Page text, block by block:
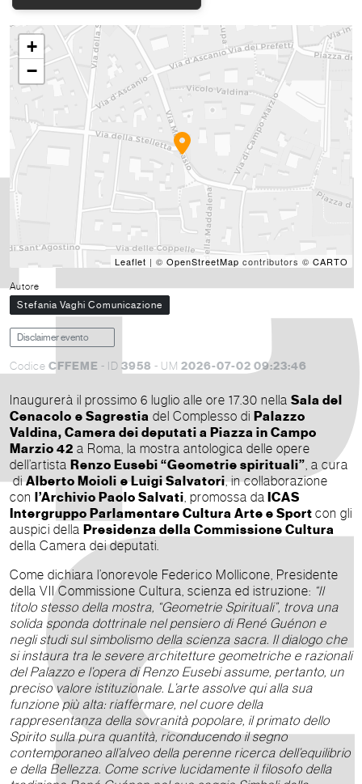
+
−
Leaflet | © OpenStreetMap contributors © CARTO
Autore
Stefania Vaghi Comunicazione
Disclaimer evento
Codice CFFEME - ID 3958 - UM 2026-07-02 09:23:46
Inaugurerà il prossimo 6 luglio alle ore 17.30 nella Sala del
Cenacolo e Sagrestia del Complesso di Palazzo
Valdina, Camera dei deputati a Piazza in Campo
Marzio 42 a Roma, la mostra antologica delle opere
dell’artista Renzo Eusebi “Geometrie spirituali” , a cura
diAlberto Moioli e Luigi Salvatori, in collaborazione
con l’Archivio Paolo Salvati , promossa da ICAS
Intergruppo Parlamentare Cultura Arte e Sport con gli
auspici della Presidenza della Commissione Cultura
della Camera dei deputati.
Come dichiara l’onorevole Federico Mollicone, Presidente
della VII Commissione Cultura, scienza ed istruzione: “Il
titolo stesso della mostra, “Geometrie Spirituali”, trova una
solida sponda dottrinale nel pensiero di René Guénon e
negli studi sul simbolismo della scienza sacra. Il dialogo che
si instaura tra le severe architetture geometriche e razionali
del Palazzo e l’opera di Renzo Eusebi assume, pertanto, un
preciso valore istituzionale. L’arte assolve qui alla sua
funzione più alta: riaffermare, nel cuore della
rappresentanza della sovranità popolare, il primato dello
Spirito sulla pura quantità, riconducendo il segno
contemporaneo all’alveo della perenne ricerca dell’equilibrio
e della Bellezza. Come scrive lucidamente il filosofo della